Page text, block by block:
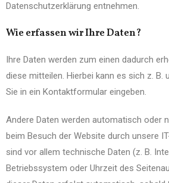
Datenschutzerklärung entnehmen.
Wie erfassen wir Ihre Daten?
Ihre Daten werden zum einen dadurch
diese mitteilen. Hierbei kann es sich z. B.
Sie in ein Kontaktformular eingeben.
Andere Daten werden automatisch oder
beim Besuch der Website durch unsere
sind vor allem technische Daten (z. B.
Betriebssystem oder Uhrzeit des